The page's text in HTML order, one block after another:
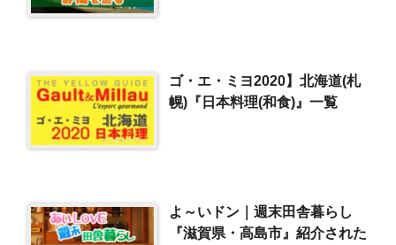
ゴ・エ・ミヨ2020】北海道(札
幌)『日本料理(和食)』一覧
よ～いドン｜週末田舎暮らし
『滋賀県・高島市』紹介された